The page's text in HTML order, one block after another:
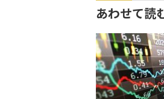
あわせて読